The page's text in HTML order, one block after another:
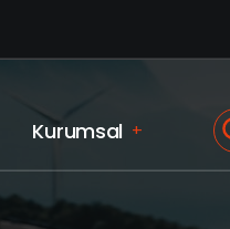
Kurumsal +